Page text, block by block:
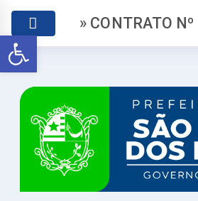
Abrir a barra de
» CONTRATO